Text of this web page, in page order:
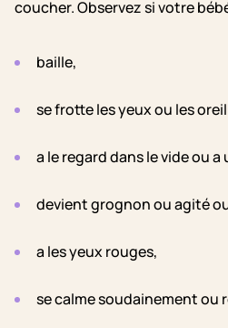
coucher. Observez si votre
baille,
se frotte les yeux ou les
a le regard dans le vide ou a
devient grognon ou agité
a les yeux rouges,
se calme soudainement ou